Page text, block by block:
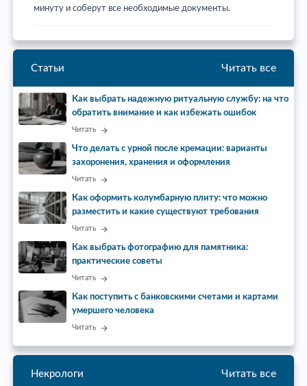
минуту и соберут все необходимые документы.
Статьи Читать все
Как выбрать надежную ритуальную службу: на что
обратить внимание и как избежать ошибок
Читать
Что делать с урной после кремации: варианты
захоронения, хранения и оформления
Читать
Как оформить колумбарную плиту: что можно
разместить и какие существуют требования
Читать
Как выбрать фотографию для памятника:
практические советы
Читать
Как поступить с банковскими счетами и картами
умершего человека
Читать
Некрологи Читать все